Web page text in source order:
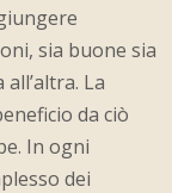
sia buone sia
La
da ciò
In ogni
dei